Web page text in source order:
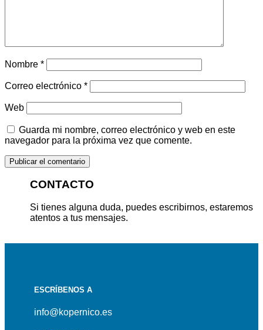
Nombre *
Correo electrónico *
Web
Guarda mi nombre, correo electrónico y web en este
navegador para la próxima vez que comente.
CONTACTO
Si tienes alguna duda, puedes escribirnos, estaremos
atentos a tus mensajes.
ESCRÍBENOS A
info@kopernico.es